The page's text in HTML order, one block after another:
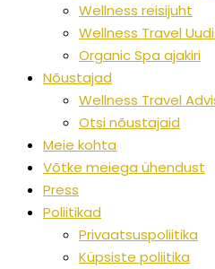
Wellness reisijuht
Wellness Travel
Organic Spa ajakiri
Nõustajad
Wellness Travel
Otsi nõustajaid
Meie kohta
Võtke meiega ühendust
Press
Poliitikad
Privaatsuspoliitika
Küpsiste poliitika